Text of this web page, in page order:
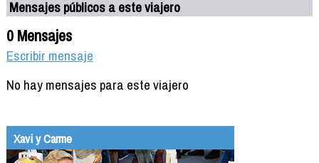
Mensajes públicos a este viajero
0 Mensajes
Escribir mensaje
No hay mensajes para este viajero
Xavi y Carme